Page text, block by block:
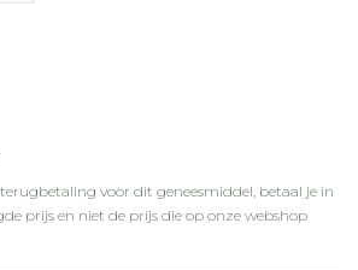
voor dit geneesmiddel, betaal je in
prijs en niet de prijs die op onze webshop